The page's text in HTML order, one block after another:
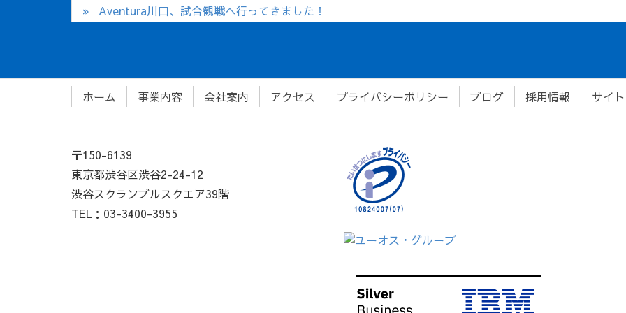
Aventura川口、試合観戦へ行ってきました！
ホーム 事業内容 会社案内 アクセス プライバシーポリシー ブログ 採用情報 サイ
〒150-6139
東京都渋谷区渋谷2-24-12
渋谷スクランブルスクエア39階
TEL：03-3400-3955